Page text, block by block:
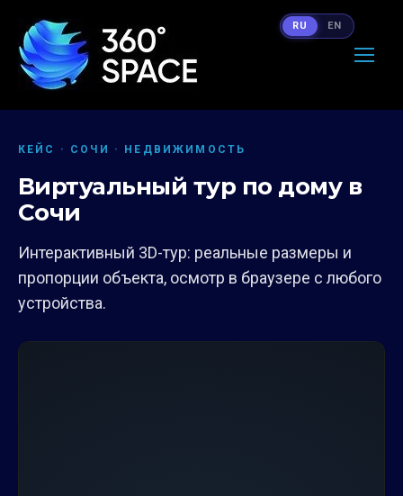
КЕЙС · СОЧИ · НЕДВИЖИМОСТЬ
Виртуальный тур по дому в
Сочи
Интерактивный 3D-тур: реальные размеры и
пропорции объекта, осмотр в браузере с любого
устройства.
RU EN